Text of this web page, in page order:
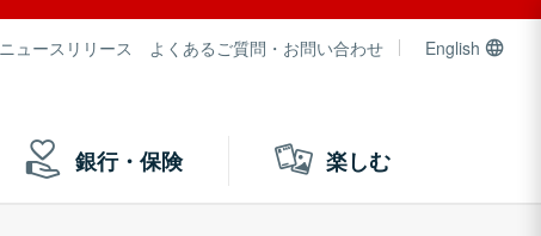
ニュースリリース よくあるご質問・お問い合わせ English
銀行・保険 楽しむ